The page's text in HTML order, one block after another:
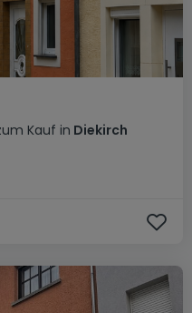
Kauf in Diekirch